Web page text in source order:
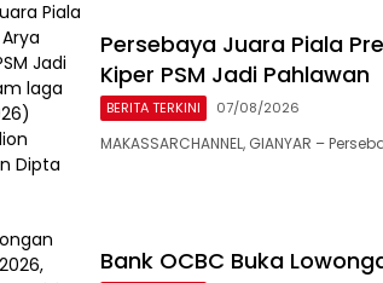
Persebaya Juara Piala
Kiper PSM Jadi Pahlawan
BERITA TERKINI 07/08/2026
MAKASSARCHANNEL, GIANYAR –
Bank OCBC Buka